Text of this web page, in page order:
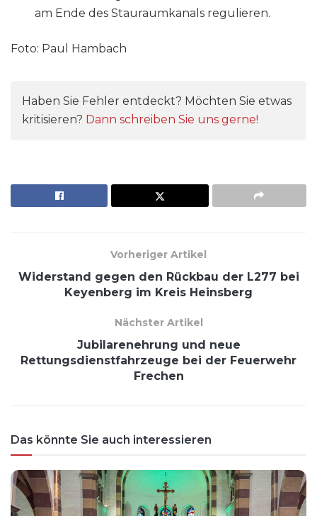
am Ende des Stauraumkanals regulieren.
Foto: Paul Hambach
Haben Sie Fehler entdeckt? Möchten Sie etwas
kritisieren? Dann schreiben Sie uns gerne!
Vorheriger Artikel
Widerstand gegen den Rückbau der L277 bei
Keyenberg im Kreis Heinsberg
Nächster Artikel
Jubilarenehrung und neue
Rettungsdienstfahrzeuge bei der Feuerwehr
Frechen
Das könnte Sie auch interessieren